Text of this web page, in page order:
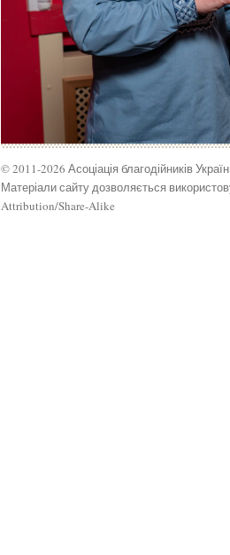
© 2011-2026 Асоціація благодійників
Матеріали сайту дозволяється
Attribution/Share-Alike